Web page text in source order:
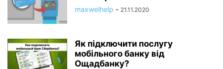
maxwelhelp - 21.11.2020
Як підключити послугу
мобільного банку від
Ощадбанку?